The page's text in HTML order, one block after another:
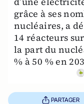
grâce à ses
nucléaires, a
14 réacteurs
la part du
% à 50 % en
PARTAGER